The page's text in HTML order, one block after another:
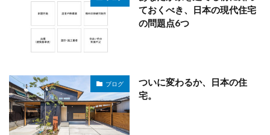
ておくべき、日本の現代住宅
の問題点6つ
ブログ
ついに変わるか、日本の住
宅。